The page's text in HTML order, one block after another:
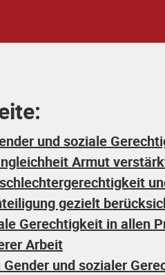
und soziale
Armut
gezielt
Gerechtigkeit in allen
Arbeit
und sozialer